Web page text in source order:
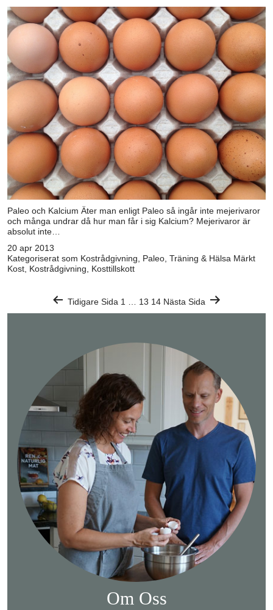
Paleo och Kalcium Äter man enligt Paleo så ingår inte mejerivaror
och många undrar då hur man får i sig Kalcium? Mejerivaror är
absolut inte…
20 apr 2013
Kategoriserat som Kostrådgivning Paleo Träning & Hälsa Märkt
Kost Kostrådgivning Kosttillskott
Sidnumrering
Tidigare Sida 1 13 14 Nästa Sida
Om Oss